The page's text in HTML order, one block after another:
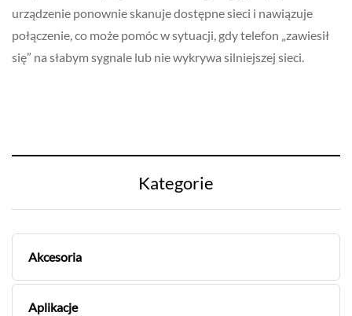
urządzenie ponownie skanuje dostępne sieci i nawiązuje
połączenie, co może pomóc w sytuacji, gdy telefon „zawiesił
się” na słabym sygnale lub nie wykrywa silniejszej sieci.
Kategorie
Akcesoria
Aplikacje